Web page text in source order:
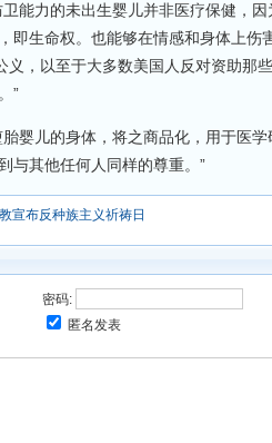
能力的未出生婴儿并非医疗保健，因
即生命权。也能够在情感和身体上伤
义，以至于大多数美国人反对资助那
”
婴儿的身体，将之商品化，用于医学
与其他任何人同样的尊重。”
宣布反种族主义祈祷日
密码:
匿名发表